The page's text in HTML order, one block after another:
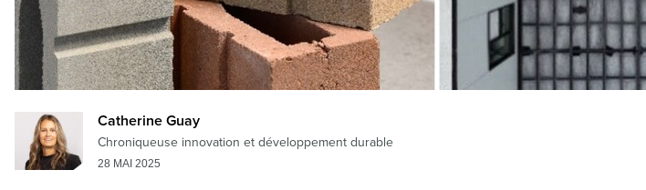
Catherine Guay
Chroniqueuse innovation et développement durable
28 MAI 2025